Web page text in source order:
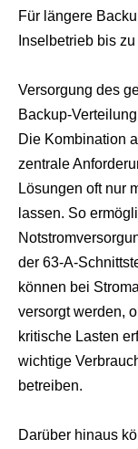
Für längere
Inselbetrieb bis
Versorgung des
Backup-Verteilung
Die Kombination
zentrale
Lösungen oft nur
lassen. So
der 63-A-
können bei
versorgt werden,
kritische Lasten
wichtige
betreiben.
Darüber hinaus